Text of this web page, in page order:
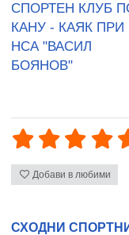
СПОРТЕН КЛУБ
КАНУ - КАЯК ПРИ
НСА "ВАСИЛ
БОЯНОВ"
Добави в любими
СХОДНИ